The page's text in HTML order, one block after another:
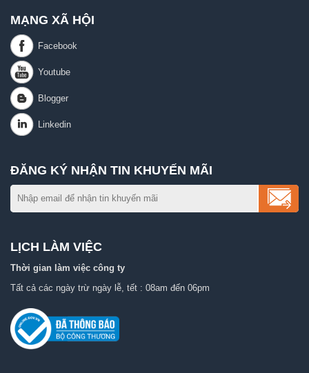
MẠNG XÃ HỘI
ĐĂNG KÝ NHẬN TIN KHUYẾN MÃI
LỊCH LÀM VIỆC
Thời gian làm việc công ty
Tất cả các ngày trừ ngày lễ, tết : 08am đến 06pm